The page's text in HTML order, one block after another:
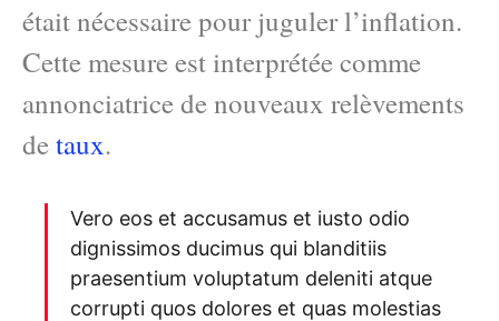
était nécessaire pour juguler l’inflation.
Cette mesure est interprétée comme
annonciatrice de nouveaux relèvements
detaux.
Vero eos et accusamus et iusto odio
dignissimos ducimus qui blanditiis
praesentium voluptatum deleniti atque
corrupti quos dolores et quas molestias